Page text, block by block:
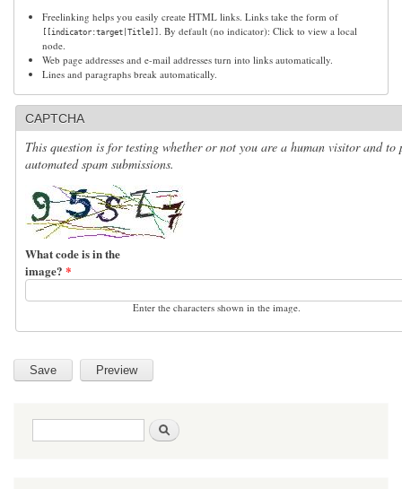
Freelinking helps you easily create HTML links. Links take the form of
[[indicator:target|Title]]
. By default (no indicator): Click to view a local
node.
Web page addresses and e-mail addresses turn into links automatically.
Lines and paragraphs break automatically.
CAPTCHA
This question is for testing whether or not you are a human visitor and to
automated spam submissions.
What code is in the
image? *
Enter the characters shown in the image.
Search form